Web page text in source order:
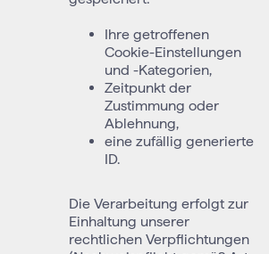
Ihre getroffenen
Cookie-Einstellungen
und -Kategorien,
Zeitpunkt der
Zustimmung oder
Ablehnung,
eine zufällig generierte
ID.
Die Verarbeitung erfolgt zur
Einhaltung unserer
rechtlichen Verpflichtungen